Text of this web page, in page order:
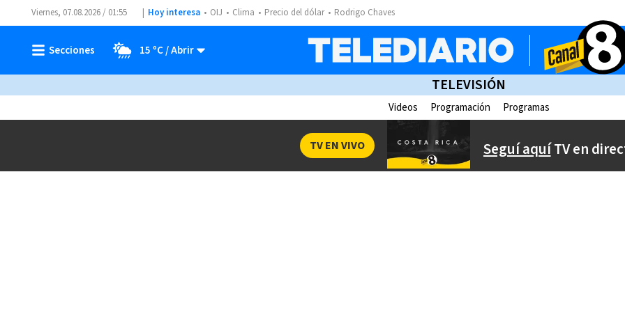
Viernes, 07.08.2026 / 01:55 Hoy interesa OIJ Clima Precio del dólar Rodrigo Chaves
15 ºC
TELEVISIÓN
Videos Programación Programas
Seguí aquíTV en
TV EN VIVO